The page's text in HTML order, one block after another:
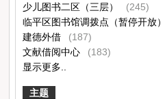
少儿图书二区（三层）
(245)
临平区图书馆调拨点（暂停开放）
建德外借
(187)
文献借阅中心
(183)
显示更多..
主题